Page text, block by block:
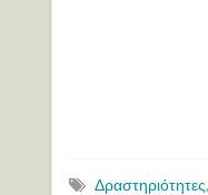
Δραστηριότητες,